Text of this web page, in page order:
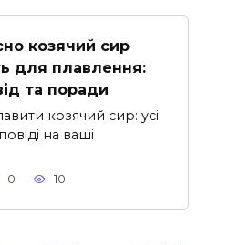
козячий сир
для плавлення:
та поради
козячий сир: усі
на ваші
0 10